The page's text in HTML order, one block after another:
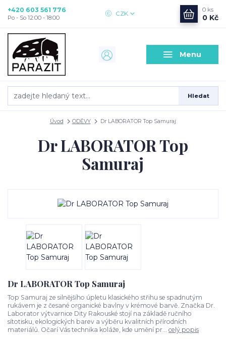
Menu
CZK
Hledat
+420 603 561 776
Po - So 12:00 - 18:00
0 ks
0 Kč
Úvod ODĚVY Dr LABORATOR Top Samuraj
Dr LABORATOR Top
Samuraj
Dr LABORATOR Top Samuraj
Top Samuraj ze silnějšího úpletu klasického střihu se spadnutým
rukávem je z česané organické bavlny v krémové barvě. Značka Dr.
Laborator výtvarnice Dity Rakouské stojí na základě ručního
sítotisku, ekologických barev a výběru kvalitních přírodních
materiálů. Očarí Vás technika koláže, kde umění pr... celý popis